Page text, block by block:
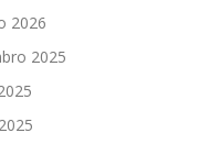
2026
2025